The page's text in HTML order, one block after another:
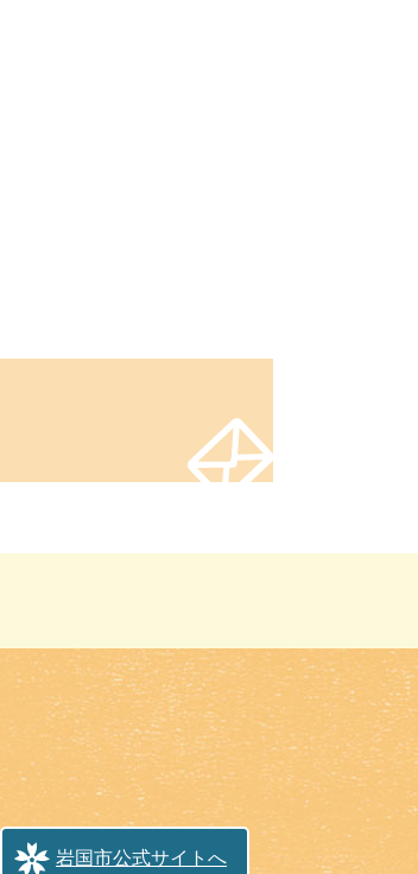
岩国市公式サイトへ